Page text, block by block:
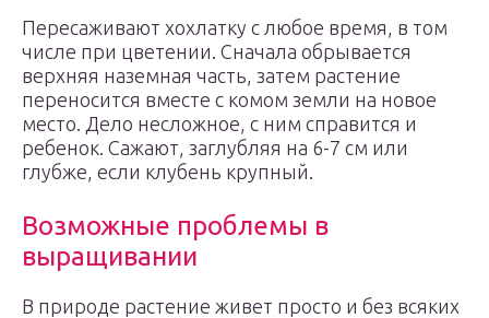
Пересаживают хохлатку с любое время, в том
числе при цветении. Сначала обрывается
верхняя наземная часть, затем растение
переносится вместе с комом земли на новое
место. Дело несложное, с ним справится и
ребенок. Сажают, заглубляя на 6-7 см или
глубже, если клубень крупный.
Возможные проблемы в
выращивании
В природе растение живет просто и без всяких